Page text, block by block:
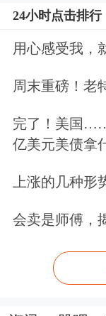
为经济工作
消费专项
个维度，部
行动、服务
一系列举措
升级提供了
水牛奶细分
精准卡位
24小时点击排行
用心感受我，
周末重磅！老
完了！美国
亿美元美债拿
上涨的几种形
会卖是师傅，